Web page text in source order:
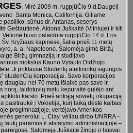
. Mirė 2009 m. rugpjūĊio 9 d.Daugelį
Santa Monica, Californija. Giliame
pasiliko: sūnus dr. Antanas, seserys
Geštautienė, Aldona Juškaitė (Vilniuje) ir kiti
Velionė buvo palaidota rugpjūĊio 14 d. Los
Šv. Kryžiaus kapinėse, šalia prieš 11 metų
a. a. Napoleono. Salomėja gimė Biržų
Biržų gimnaziją ir studijavo
mokslus Kauno Vytauto Didžiojo
Ji priklausė Studentų ateitininkų sąjungos
studenĊių korporacijai. Savo korporacijos
daugiau nei 70 metų išlaikė pas save ir,
norą, laidotuvių metu kepuraitė gulėjo ant
karsto. Prieš antrąją sovietų okupaciją
pasitraukė į Vokietiją, kurį laiką dėstė kalbas
progimnazijoje, vertėjavo Amerikos
generolui L. Clay, vėliau dirbo UNRRA –
tautų paramos ir atstatymo administracijoje –
Salomėja Juškaitė žinojo ir laisvai